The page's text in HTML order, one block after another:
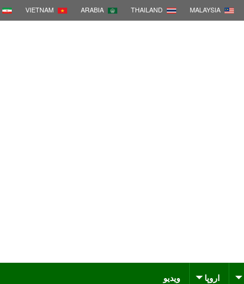
MALAYSIA
THAILAND
ARABIA
VIETNAM
اروپا ویدیو